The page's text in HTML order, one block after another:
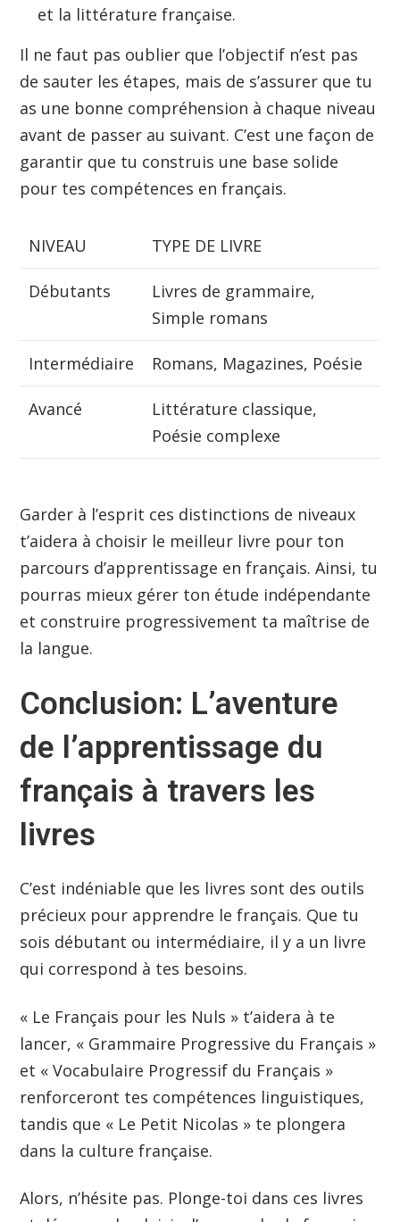
et la littérature française.
Il ne faut pas oublier que l’objectif n’est pas
de sauter les étapes, mais de s’assurer que tu
as une bonne compréhension à chaque niveau
avant de passer au suivant. C’est une façon de
garantir que tu construis une base solide
pour tes compétences en français.
NIVEAU TYPE DE LIVRE
Débutants
Livres de grammaire,
Simple romans
Intermédiaire Romans, Magazines, Poésie
Avancé
Littérature classique,
Poésie complexe
Garder à l’esprit ces distinctions de niveaux
t’aidera à choisir le meilleur livre pour ton
parcours d’apprentissage en français. Ainsi, tu
pourras mieux gérer ton étude indépendante
et construire progressivement ta maîtrise de
la langue.
Conclusion: L’aventure
de l’apprentissage du
français à travers les
livres
C’est indéniable que les livres sont des outils
précieux pour apprendre le français. Que tu
sois débutant ou intermédiaire, il y a un livre
qui correspond à tes besoins.
« Le Français pour les Nuls » t’aidera à te
lancer, « Grammaire Progressive du Français »
et « Vocabulaire Progressif du Français »
renforceront tes compétences linguistiques,
tandis que « Le Petit Nicolas » te plongera
dans la culture française.
Alors, n’hésite pas. Plonge-toi dans ces livres